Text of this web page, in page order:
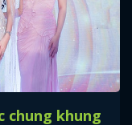
chung khung